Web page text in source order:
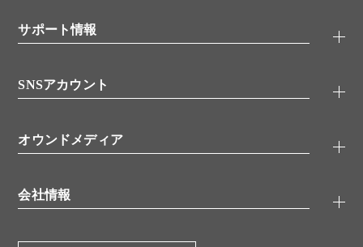
シグナル伝達
糖類／レクチン
分子生物
バイオメディカル(環境・食品)
機器・消耗品
代理店
サポート情報
アプリケーションノート
書類ダウンロード
SNSアカウント
YouTube
オウンドメディア
会社情報